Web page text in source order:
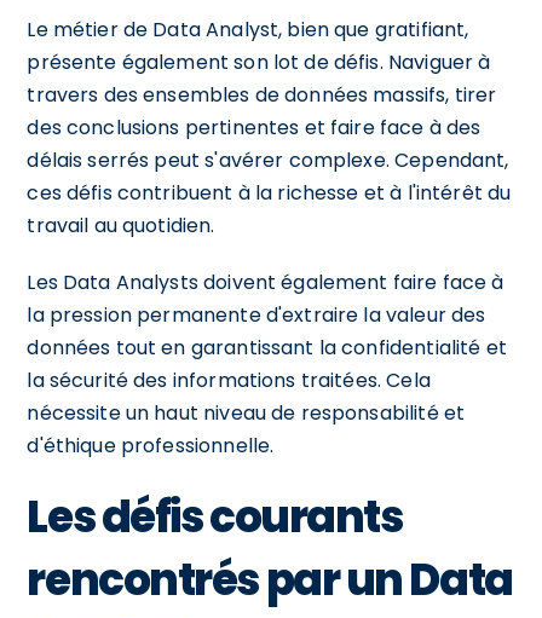
Le métier de Data Analyst, bien que gratifiant,
présente également son lot de défis. Naviguer à
travers des ensembles de données massifs, tirer
des conclusions pertinentes et faire face à des
délais serrés peut s'avérer complexe. Cependant,
ces défis contribuent à la richesse et à l'intérêt du
travail au quotidien.
Les Data Analysts doivent également faire face à
la pression permanente d'extraire la valeur des
données tout en garantissant la confidentialité et
la sécurité des informations traitées. Cela
nécessite un haut niveau de responsabilité et
d'éthique professionnelle.
Les défis courants
rencontrés par un Data